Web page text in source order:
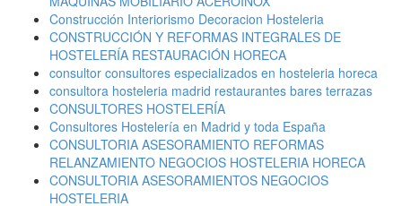
Construcción Interiorismo Decoracion Hosteleria
CONSTRUCCIÓN Y REFORMAS INTEGRALES DE
HOSTELERÍA RESTAURACIÓN HORECA
consultor consultores especializados en hosteleria horeca
consultora hosteleria madrid restaurantes bares terrazas
CONSULTORES HOSTELERÍA
Consultores Hostelería en Madrid y toda España
CONSULTORIA ASESORAMIENTO REFORMAS
RELANZAMIENTO NEGOCIOS HOSTELERIA HORECA
CONSULTORIA ASESORAMIENTOS NEGOCIOS
HOSTELERIA